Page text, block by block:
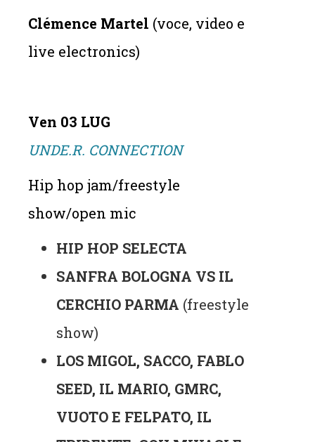
Clémence Martel (voce, video e
live electronics)
Ven 03 LUG
UNDE.R. CONNECTION
Hip hop jam/freestyle
show/open mic
HIP HOP SELECTA
SANFRA BOLOGNA VS IL
CERCHIO PARMA (freestyle
show)
LOS MIGOL, SACCO, FABLO
SEED, IL MARIO, GMRC,
VUOTO E FELPATO, IL